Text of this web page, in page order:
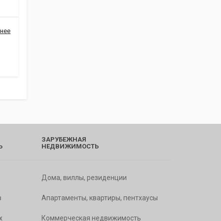
ЗАРУБЕЖНАЯ
НЕДВИЖИМОСТЬ
Дома, виллы, резиденции
Апартаменты, квартиры, пентхаусы
Коммерческая недвижимость